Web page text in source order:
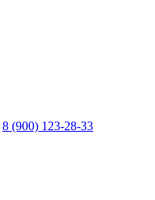
8 (900) 123-28-33